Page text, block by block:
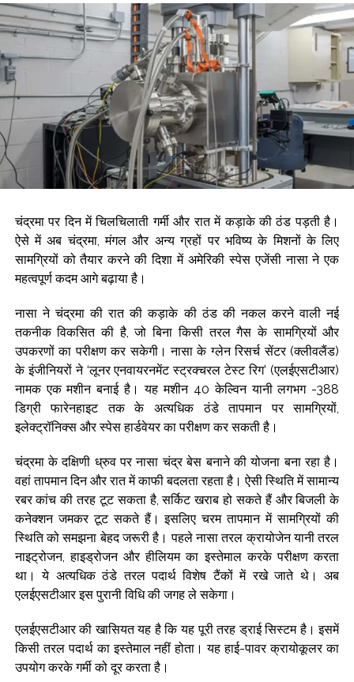
सोने और चांदी में उछाल, करीब 1.1 प्रतिशत तक बढ़े दाम ...
राजपाल यादव की मुश्किलें बढ़ीं, 16 करोड़ के कर्ज की वसूली के लिए बैंक ने
संपत्तियों पर चिपकाया नोटिस ...
लगातार दूसरे दिन हरे निशान में बंद हुआ बाजार, सेंसेक्स में 374 अंकों की बढ़त ...
चंद्रमा पर दिन में चिलचिलाती गर्मी और रात में कड़ाके की ठंड पड़ती है।
ऐसे में अब चंद्रमा, मंगल और अन्य ग्रहों पर भविष्य के मिशनों के लिए
सामग्रियों को तैयार करने की दिशा में अमेरिकी स्पेस एजेंसी नासा ने एक
महत्वपूर्ण कदम आगे बढ़ाया है।
नासा ने चंद्रमा की रात की कड़ाके की ठंड की नकल करने वाली नई
तकनीक विकसित की है, जो बिना किसी तरल गैस के सामग्रियों और
उपकरणों का परीक्षण कर सकेगी। नासा के ग्लेन रिसर्च सेंटर (क्लीवलैंड)
के इंजीनियरों ने ‘लूनर एनवायरनमेंट स्ट्रक्चरल टेस्ट रिग’ (एलईएसटीआर)
नामक एक मशीन बनाई है। यह मशीन 40 केल्विन यानी लगभग -388
डिग्री फारेनहाइट तक के अत्यधिक ठंडे तापमान पर सामग्रियों,
इलेक्ट्रॉनिक्स और स्पेस हार्डवेयर का परीक्षण कर सकती है।
चंद्रमा के दक्षिणी ध्रुव पर नासा चंद्र बेस बनाने की योजना बना रहा है।
वहां तापमान दिन और रात में काफी बदलता रहता है। ऐसी स्थिति में सामान्य
रबर कांच की तरह टूट सकता है, सर्किट खराब हो सकते हैं और बिजली के
कनेक्शन जमकर टूट सकते हैं। इसलिए चरम तापमान में सामग्रियों की
स्थिति को समझना बेहद जरूरी है। पहले नासा तरल क्रायोजेन यानी तरल
नाइट्रोजन, हाइड्रोजन और हीलियम का इस्तेमाल करके परीक्षण करता
था। ये अत्यधिक ठंडे तरल पदार्थ विशेष टैंकों में रखे जाते थे। अब
एलईएसटीआर इस पुरानी विधि की जगह ले सकेगा।
एलईएसटीआर की खासियत यह है कि यह पूरी तरह ड्राई सिस्टम है। इसमें
किसी तरल पदार्थ का इस्तेमाल नहीं होता। यह हाई-पावर क्रायोकूलर का
उपयोग करके गर्मी को दूर करता है।